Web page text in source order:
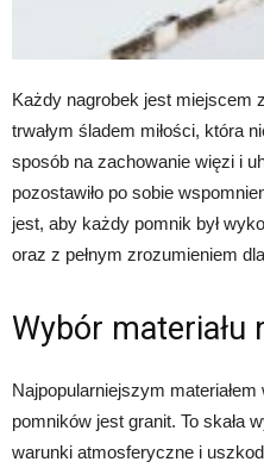
Każdy nagrobek jest miejscem
trwałym śladem miłości, która
sposób na zachowanie więzi i
pozostawiło po sobie
jest, aby każdy pomnik był
oraz z pełnym zrozumieniem
Wybór materiału
Najpopularniejszym
pomników jest granit. To skała
warunki atmosferyczne i